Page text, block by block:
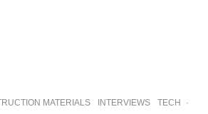
MATERIALS INTERVIEWS TECH
·